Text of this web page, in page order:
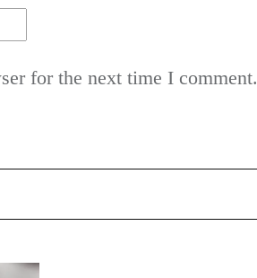
for the next time I comment.